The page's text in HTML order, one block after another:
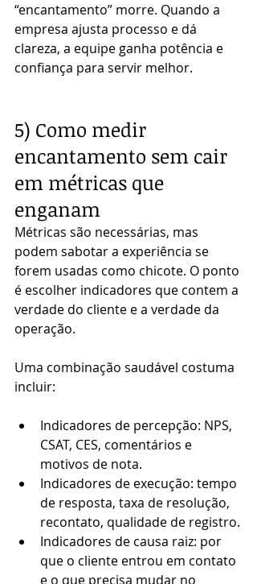
“encantamento” morre. Quando a
empresa ajusta processo e dá
clareza, a equipe ganha potência e
confiança para servir melhor.
5) Como medir
encantamento sem cair
em métricas que
enganam
Métricas são necessárias, mas
podem sabotar a experiência se
forem usadas como chicote. O ponto
é escolher indicadores que contem a
verdade do cliente e a verdade da
operação.
Uma combinação saudável costuma
incluir:
Indicadores de percepção: NPS,
CSAT, CES, comentários e
motivos de nota.
Indicadores de execução: tempo
de resposta, taxa de resolução,
recontato, qualidade de registro.
Indicadores de causa raiz: por
que o cliente entrou em contato
e o que precisa mudar no